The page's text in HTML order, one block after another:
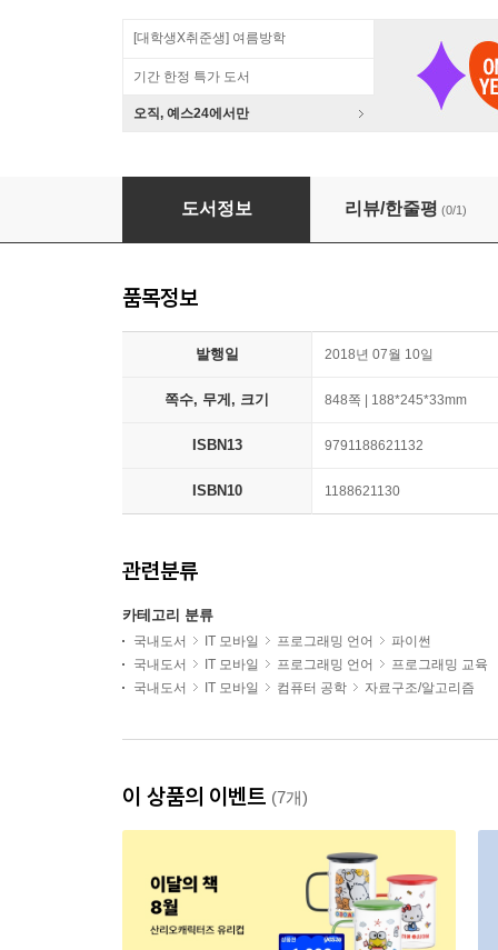
[대학생X취준생] 여름방학
기간 한정 특가 도서
오직, 예스24에서만
한 권으로 배우는 파이썬 기초 & 알고리즘 사고
도서정보 리뷰/한줄평 (0/1)
품목정보
발행일 2018년 07월 10일
쪽수, 무게, 크기 848쪽 | 188*245*33mm
ISBN13 9791188621132
ISBN10 1188621130
관련분류
카테고리 분류
국내도서 IT 모바일 프로그래밍 언어
파이썬
국내도서
IT 모바일 프로그래밍 언어
프로그래밍 교육
국내도서
IT 모바일 컴퓨터 공학 자료구조/알고리즘
이 상품의 이벤트 (7개)